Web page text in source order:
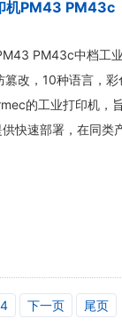
机PM43 PM43c
PM43c中档工
改，10种语言，
的工业打印机，
快速部署，在同类
下一页 尾页